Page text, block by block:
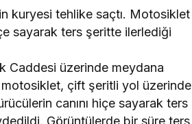
kuryesi tehlike saçtı. Motosiklet
sayarak ters şeritte ilerlediği
Caddesi üzerinde meydana
motosiklet, çift şeritli yol üzerinde
canını hiçe sayarak ters